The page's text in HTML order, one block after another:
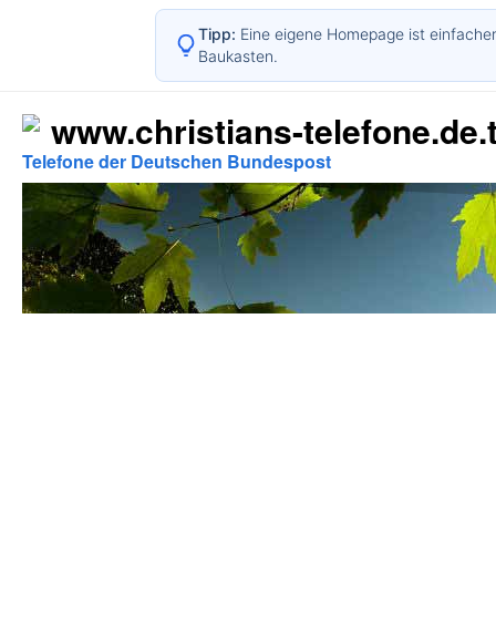
www.christians-
Telefone der Deutschen Bundespost
Tipp: Eine eigene Homepage ist
Baukasten.